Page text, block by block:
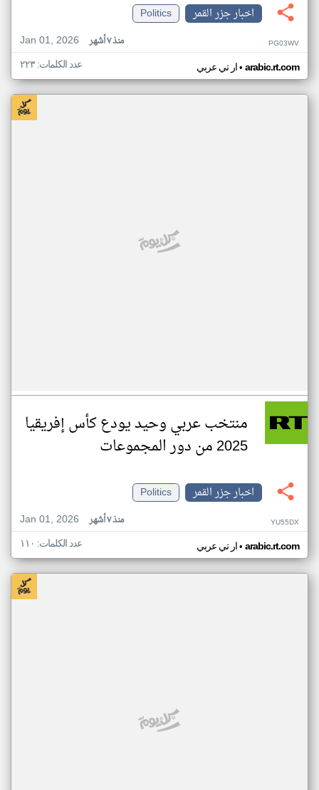
اخبار جزر القمر
Politics
Jan 01, 2026
منذ ٧ أشهر PG03WV
ار تي عربي• arabic.rt.com عدد الكلمات: ٢٢٣
منتخب عربي وحيد يودع كأس إفريقيا
2025 من دور المجموعات
اخبار جزر القمر
Politics
Jan 01, 2026
منذ ٧ أشهر YU55DX
ار تي عربي• arabic.rt.com عدد الكلمات: ١١٠